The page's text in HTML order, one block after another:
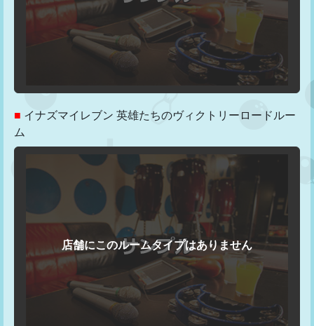
■ イナズマイレブン 英雄たちのヴィクトリーロードルー
ム